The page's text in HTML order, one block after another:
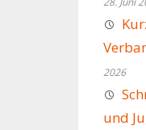
2026
und